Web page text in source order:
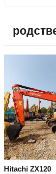
Hitachi ZX120